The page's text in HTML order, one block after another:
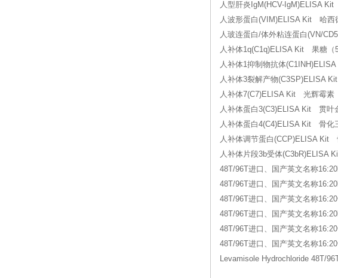
人型肝炎IgM(HCV-IgM)ELISA
人波形蛋白(VIM)ELISA Kit 哈西
人玻连蛋白/体外粘连蛋白(VN/
人补体1q(C1q)ELISA Kit 果糖（
人补体1抑制物抗体
人补体3裂解产物(C3SP)ELISA
人补体7(C7)ELISA Kit 光辉霉素
人补体蛋白3(C3)ELISA Kit 贯叶
人补体蛋白4(C4)ELISA Kit 骨化
人补体调节蛋白(CCP)ELISA Kit
人补体片段3b受体(C3bR)ELISA
48T/96T进口、国产英文名称
48T/96T进口、国产英文名称
48T/96T进口、国产英文名称
48T/96T进口、国产英文名称
48T/96T进口、国产英文名称
48T/96T进口、国产英文名称
Levamisole Hydrochloride 48T/